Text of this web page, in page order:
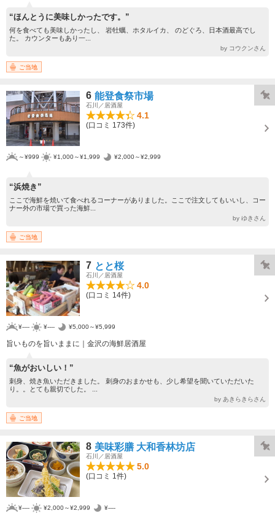
“ほんとうに美味しかったです。”
何を食べても美味しかったし、 岩牡蠣、ホタルイカ、 のどぐろ、日本酒最高でし
た。 カウンターもあり一...
by コウクンさん
ご当地
6 能登食祭市場
石川／居酒屋
4.1
(口コミ 173件)
～¥999 ¥1,000～¥1,999 ¥2,000～¥2,999
“浜焼き”
ここで海鮮を焼いて食べれるコーナーがありました。ここで注文してもいいし、コー
ナー外の市場で買った海鮮...
by ゆきさん
ご当地
7 とと桜
石川／居酒屋
4.0
(口コミ 14件)
¥---- ¥---- ¥5,000～¥5,999
旨いものを旨いままに｜金沢の海鮮居酒屋
“魚がおいしい！”
刺身、焼き魚いただきました。 刺身のおまかせも、少し希望を聞いていただいた
り。。とても親切でした。 ...
by あきらきらさん
ご当地
8 美味彩膳 大和香林坊店
石川／居酒屋
5.0
(口コミ 1件)
¥---- ¥2,000～¥2,999 ¥----